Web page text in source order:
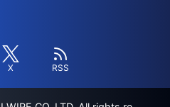
X RSS